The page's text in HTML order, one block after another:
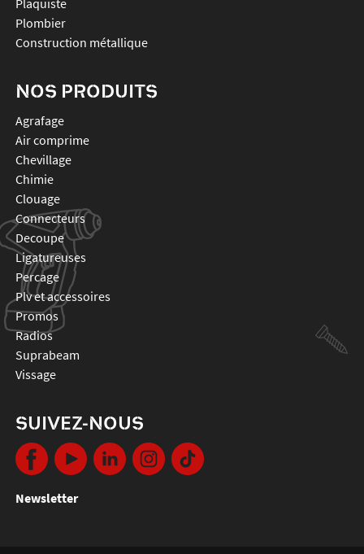
Plaquiste
Plombier
Construction métallique
NOS PRODUITS
agrafage
air comprime
chevillage
chimie
clouage
connecteurs
decoupe
ligatureuses
percage
plv et accessoires
promos
radios
suprabeam
vissage
SUIVEZ-NOUS
Newsletter